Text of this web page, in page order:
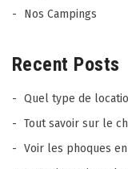
Nos Campings
Recent Posts
Quel type de
Tout savoir sur le
Voir les phoques